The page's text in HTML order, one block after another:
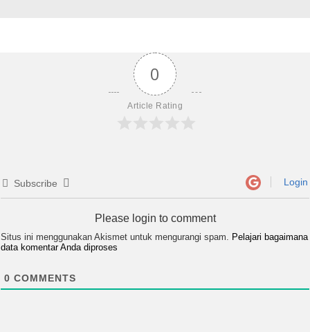
0
Article Rating
Subscribe Login
Please login to comment
Situs ini menggunakan Akismet untuk mengurangi spam.
Pelajari bagaimana
data komentar Anda diproses
0 COMMENTS